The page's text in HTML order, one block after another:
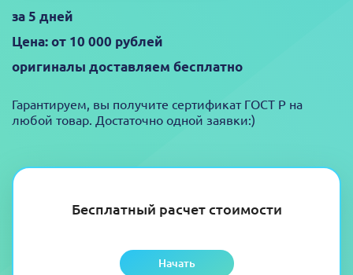
Бесплатный расчет стоимости
Начать
за 5 дней
Цена: от 10 000 рублей
оригиналы доставляем бесплатно
Гарантируем, вы получите сертификат ГОСТ Р на
любой товар. Достаточно одной заявки:)